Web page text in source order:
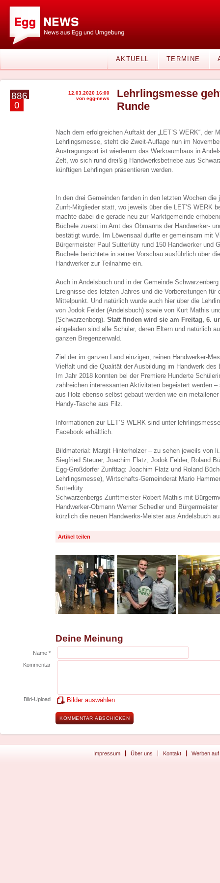
AKTUELL TERMINE
886
0
12.03.2020 16:00
von egg-news
Lehrlingsmesse
Runde
Nach dem erfolgreichen Auftakt der „LET’S WERK“, der
Lehrlingsmesse, steht die Zweit-Auflage nun im
Austragungsort ist wiederum das Werkraumhaus in
Zelt, wo sich rund dreißig Handwerksbetriebe aus
künftigen Lehrlingen präsentieren werden.
In den drei Gemeinden fanden in den letzten Wochen
Zunft-Mitglieder statt, wo jeweils über die LET’S WERK
machte dabei die gerade neu zur Marktgemeinde
Büchele zuerst im Amt des Obmanns der Handwerker-
bestätigt wurde. Im Löwensaal durfte er gemeinsam mit
Bürgermeister Paul Sutterlüty rund 150 Handwerker und
Büchele berichtete in seiner Vorschau ausführlich über
Handwerker zur Teilnahme ein.
Auch in Andelsbuch und in der Gemeinde Schwarzenberg
Ereignisse des letzten Jahres und die Vorbereitungen für
Mittelpunkt. Und natürlich wurde auch hier über die
von Jodok Felder (Andelsbuch) sowie von Kurt Mathis
(Schwarzenberg). Statt finden wird sie am Freitag, 6.
eingeladen sind alle Schüler, deren Eltern und natürlich
ganzen Bregenzerwald.
Ziel der im ganzen Land einzigen, reinen Handwerker-
Vielfalt und die Qualität der Ausbildung im Handwerk des
Im Jahr 2018 konnten bei der Premiere Hunderte
zahlreichen interessanten Aktivitäten begeistert werden
aus Holz ebenso selbst gebaut werden wie ein
Handy-Tasche aus Filz.
Informationen zur LET’S WERK sind unter
Facebook erhältlich.
Bildmaterial: Margit Hinterholzer – zu sehen jeweils von
Siegfried Steurer, Joachim Flatz, Jodok Felder, Roland
Egg-Großdorfer Zunfttag: Joachim Flatz und Roland
Lehrlingsmesse), Wirtschafts-Gemeinderat Mario
Sutterlüty
Schwarzenbergs Zunftmeister Robert Mathis mit
Handwerker-Obmann Werner Schedler und
kürzlich die neuen Handwerks-Meister aus Andelsbuch
Artikel teilen
Deine Meinung
Name *
Kommentar
Bild-Upload Bilder auswählen
Impressum Über uns Kontakt Werben